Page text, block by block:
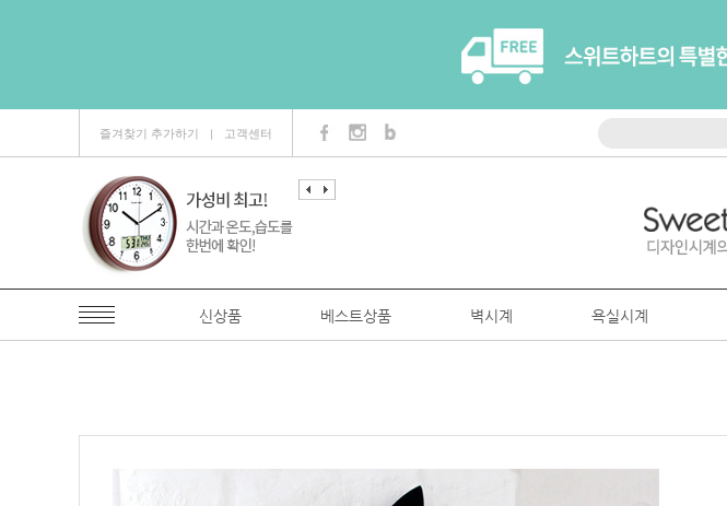
즐겨찾기 추가하기 ㅣ 고객센터
신상품 베스트상품 벽시계 욕실시계